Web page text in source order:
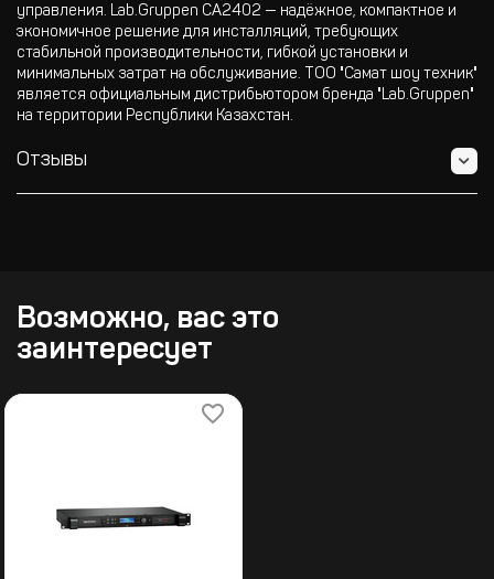
управления. Lab.Gruppen CA2402 — надёжное, компактное и
экономичное решение для инсталляций, требующих
стабильной производительности, гибкой установки и
минимальных затрат на обслуживание. ТОО "Самат шоу техник"
является официальным дистрибьютором бренда "Lab.Gruppen"
на территории Республики Казахстан.
Отзывы
Возможно, вас это
заинтересует